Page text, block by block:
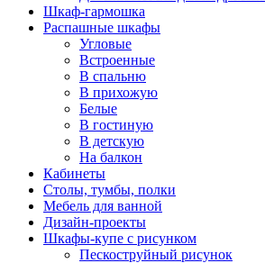
Шкаф-гармошка
Распашные шкафы
Угловые
Встроенные
В спальню
В прихожую
Белые
В гостиную
В детскую
На балкон
Кабинеты
Столы, тумбы, полки
Мебель для ванной
Дизайн-проекты
Шкафы-купе с рисунком
Пескоструйный рисунок